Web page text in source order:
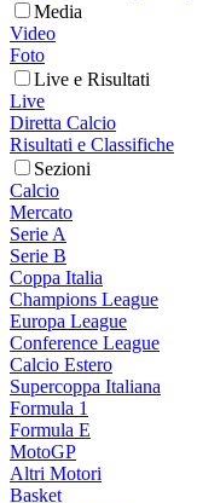
Media
Video
Foto
Live e Risultati
Live
Diretta Calcio
Risultati e Classifiche
Sezioni
Calcio
Mercato
Serie A
Serie B
Coppa Italia
Champions League
Europa League
Conference League
Calcio Estero
Supercoppa Italiana
Formula 1
Formula E
MotoGP
Altri Motori
Basket